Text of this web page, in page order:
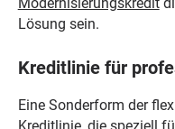
Modernisierungskredit
Lösung sein.
Kreditlinie für
Eine Sonderform der